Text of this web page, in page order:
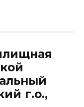
г.о.,